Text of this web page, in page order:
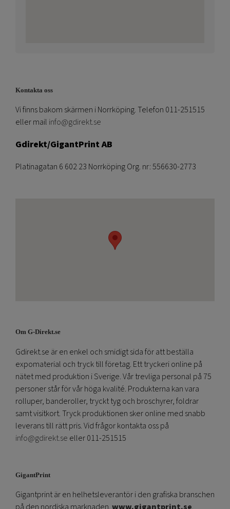
Kontakta oss
Vi finns bakom skärmen i Norrköping. Telefon 011-251515
eller mail info@gdirekt.se
Gdirekt/GigantPrint AB
Platinagatan 6 602 23 Norrköping Org. nr: 556630-2773
Om G-Direkt.se
Gdirekt.se är en enkel och smidigt sida för att beställa
expomaterial och tryck till företag. Ett tryckeri online på
nätet med produktion i Sverige. Vår trevliga personal på 75
personer står för vår höga kvalité. Produkterna kan vara
rolluper, banderoller, tryckt tyg och broschyrer, foldrar
samt visitkort. Tryck produktionen sker online med snabb
leverans till rätt pris. Vid frågor kontakta oss på
info@gdirekt.se eller 011-251515
GigantPrint
Gigantprint är en helhetsleverantör i den grafiska branschen